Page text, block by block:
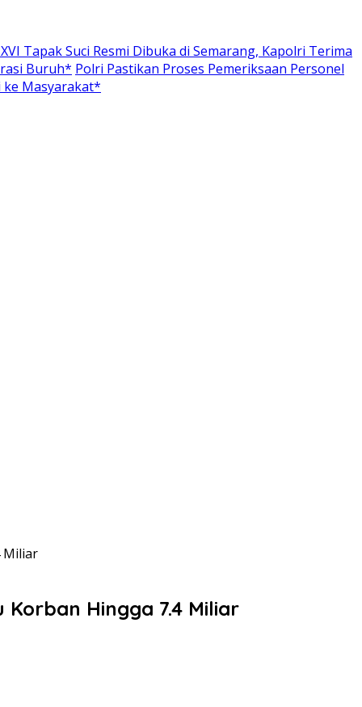
Tapak Suci Resmi Dibuka di Semarang, Kapolri Terima
Buruh* Polri Pastikan Proses Pemeriksaan Personel
ke Masyarakat*
Miliar
Hingga 7.4 Miliar